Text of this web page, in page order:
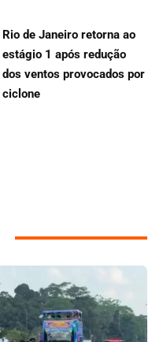
Rio de Janeiro retorna ao
estágio 1 após redução
dos ventos provocados por
ciclone